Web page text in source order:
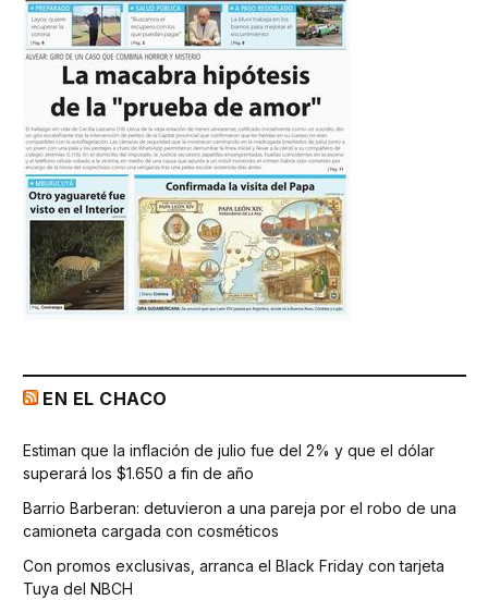
EN EL CHACO
Estiman que la inflación de julio fue del 2% y que el dólar
superará los $1.650 a fin de año
Barrio Barberan: detuvieron a una pareja por el robo de una
camioneta cargada con cosméticos
Con promos exclusivas, arranca el Black Friday con tarjeta
Tuya del NBCH